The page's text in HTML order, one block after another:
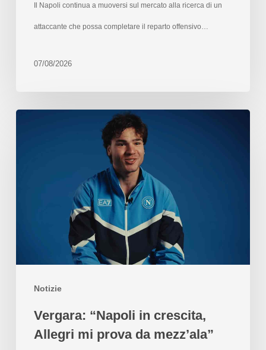
Il Napoli continua a muoversi sul mercato alla ricerca di un
attaccante che possa completare il reparto offensivo…
07/08/2026
Notizie
Vergara: “Napoli in crescita,
Allegri mi prova da mezz’ala”